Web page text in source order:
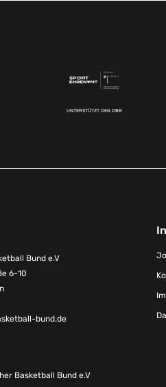
UNTERSTÜTZT DEN DBB
Bund e.V
6-10
bund.de
Basketball Bund e.V